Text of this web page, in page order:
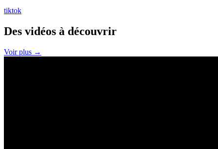
tiktok
Des vidéos à découvrir
Voir plus →